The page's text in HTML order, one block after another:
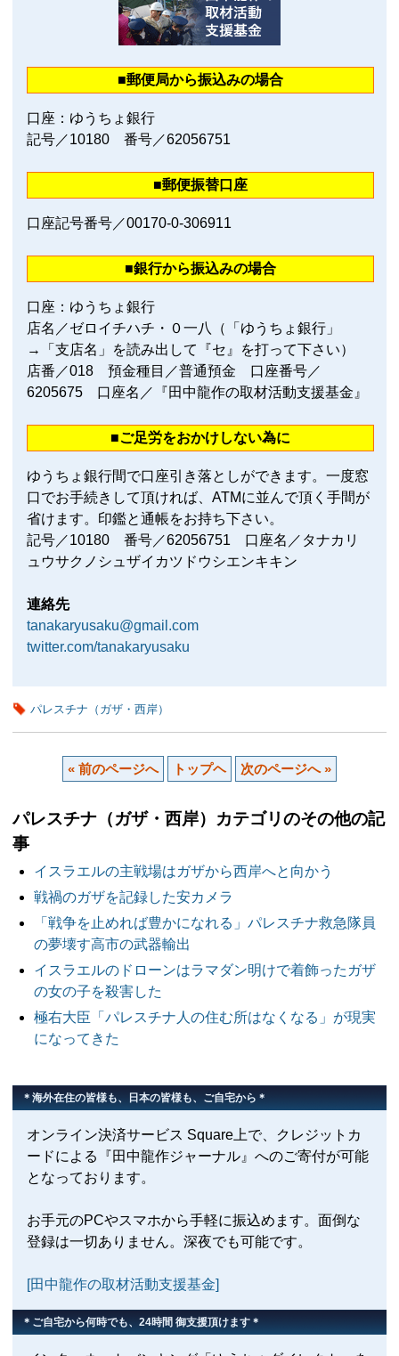
■郵便局から振込みの場合
口座：ゆうちょ銀行
記号／10180 番号／62056751
■郵便振替口座
口座記号番号／00170‐0‐306911
■銀行から振込みの場合
口座：ゆうちょ銀行
店名／ゼロイチハチ・０一八（「ゆうちょ銀行」
→「支店名」を読み出して『セ』を打って下さい）
店番／018 預金種目／普通預金 口座番号／
6205675 口座名／『田中龍作の取材活動支援基金』
■ご足労をおかけしない為に
ゆうちょ銀行間で口座引き落としができます。一度窓
口でお手続きして頂ければ、ATMに並んで頂く手間が
省けます。印鑑と通帳をお持ち下さい。
記号／10180 番号／62056751 口座名／タナカリ
ュウサクノシュザイカツドウシエンキキン
連絡先
tanakaryusaku@gmail.com
twitter.com/tanakaryusaku
パレスチナ（ガザ・西岸）
« 前のページへ トップヘ 次のページへ »
パレスチナ（ガザ・西岸）カテゴリのその他の記
事
イスラエルの主戦場はガザから西岸へと向かう
戦禍のガザを記録した安カメラ
「戦争を止めれば豊かになれる」パレスチナ救急隊員
の夢壊す高市の武器輸出
イスラエルのドローンはラマダン明けで着飾ったガザ
の女の子を殺害した
極右大臣「パレスチナ人の住む所はなくなる」が現実
になってきた
＊海外在住の皆様も、日本の皆様も、ご自宅から＊
オンライン決済サービス Square上で、クレジットカ
ードによる『田中龍作ジャーナル』へのご寄付が可能
となっております。
お手元のPCやスマホから手軽に振込めます。面倒な
登録は一切ありません。深夜でも可能です。
[田中龍作の取材活動支援基金]
＊ご自宅から何時でも、24時間 御支援頂けます＊